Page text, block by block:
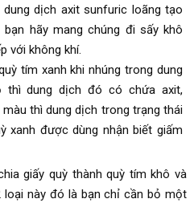
dịch axit sunfuric loãng tạo
bạn hãy mang chúng đi sấy khô
với không khí.
tím xanh khi nhúng trong dung
thì dung dịch đó có chứa axit,
thì dung dịch trong trạng thái
xanh được dùng nhận biết giấm
giấy quỳ thành quỳ tím khô và
loại này đó là bạn chỉ cần bỏ một